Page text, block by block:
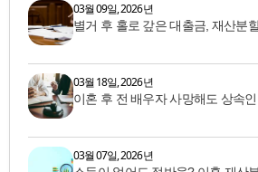
03월 09일, 2026년
별거 후 홀로 갚은 대출금, 재산분
03월 18일, 2026년
이혼 후 전 배우자 사망해도 상속
03월 07일, 2026년